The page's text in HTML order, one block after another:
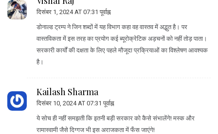
दिसंबर 1, 2024 AT 07:31 पूर्वाह्न
डोनाल्ड ट्रम्प ने जिन शब्दों में यह विभाग कहा वह वास्तव में अद्भुत है। पर
वास्तविकता में इस तरह का प्रयोग कई ब्यूरोक्रेटिक अड़चनों को नहीं तोड़ पाता।
सरकारी कार्यों की दक्षता के लिए पहले मौजूदा प्रक्रियाओं का विश्लेषण आवश्यक
है।
Kailash Sharma
दिसंबर 10, 2024 AT 07:31 पूर्वाह्न
ये सोच ही नहीं समझती कि इतनी बड़ी सरकार को कैसे संभालेंगे! मस्क और
रामास्वामी जैसे दिग्गज भी इस अराजकता में फँस जाएंगे!